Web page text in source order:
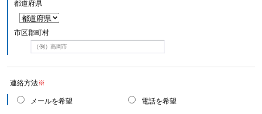
都道府県
市区郡町村
連絡方法※
メールを希望 電話を希望